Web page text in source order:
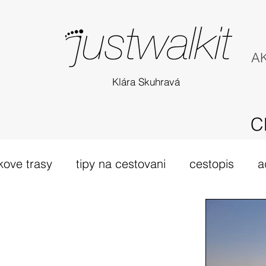
Klára Skuhravá
trasy tipy na cestovani cestopis